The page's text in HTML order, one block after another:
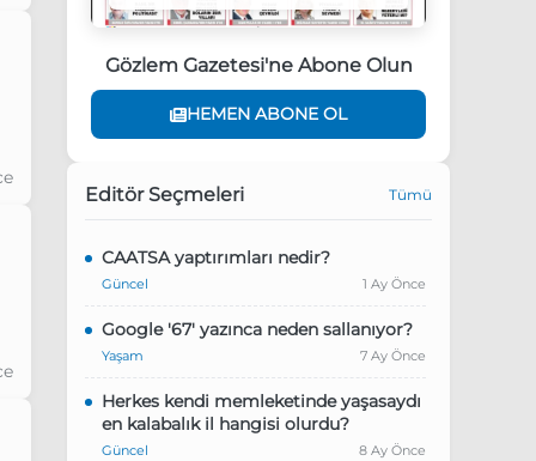
Gözlem Gazetesi'ne Abone Olun
HEMEN ABONE OL
Editör Seçmeleri Tümü
CAATSA yaptırımları nedir?
Güncel 1 Ay Önce
Google '67' yazınca neden sallanıyor?
Yaşam 7 Ay Önce
Herkes kendi memleketinde yaşasaydı
en kalabalık il hangisi olurdu?
Güncel 8 Ay Önce